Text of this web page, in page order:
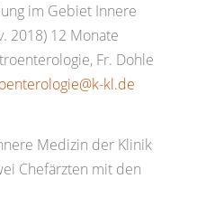
im Gebiet Innere
2018) 12 Monate
Fr. Dohle
kl.de
Medizin der Klinik
Chefärzten mit den